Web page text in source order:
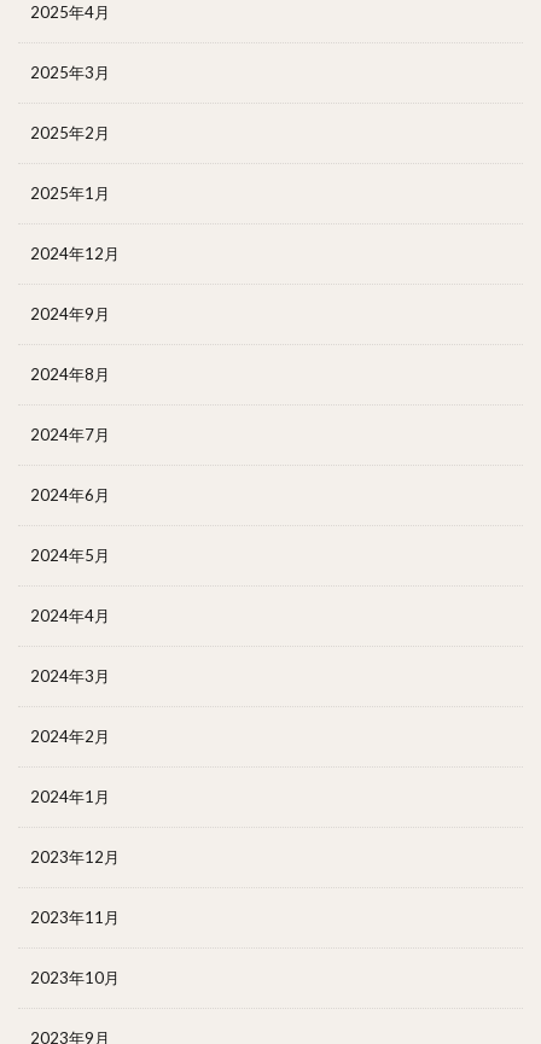
2025年4月
2025年3月
2025年2月
2025年1月
2024年12月
2024年9月
2024年8月
2024年7月
2024年6月
2024年5月
2024年4月
2024年3月
2024年2月
2024年1月
2023年12月
2023年11月
2023年10月
2023年9月